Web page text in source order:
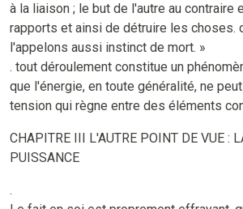
à la liaison ; le but de l'autre au
rapports et ainsi de détruire les choses.
l'appelons aussi instinct de mort. »
. tout déroulement constitue un
que l'énergie, en toute généralité, ne
tension qui règne entre des éléments
CHAPITRE III L'AUTRE POINT DE VUE :
PUISSANCE
.